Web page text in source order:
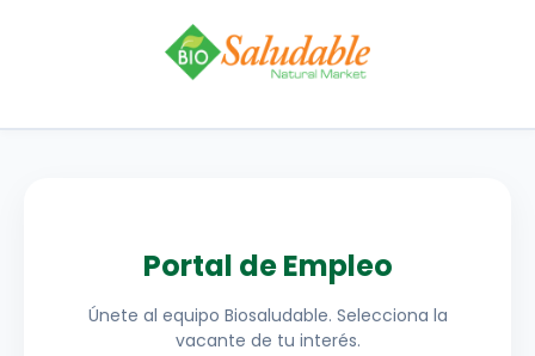
Portal de Empleo
Únete al equipo Biosaludable. Selecciona la
vacante de tu interés.